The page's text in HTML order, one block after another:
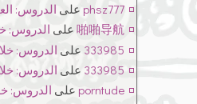
phsz777 على الدروس:
啪啪导航 على الدروس: خلاصة
333985 على الدروس: خلاصة الكلام-
333985 على الدروس: خلاصة الكلام-
porntude على الدروس: خلاصة